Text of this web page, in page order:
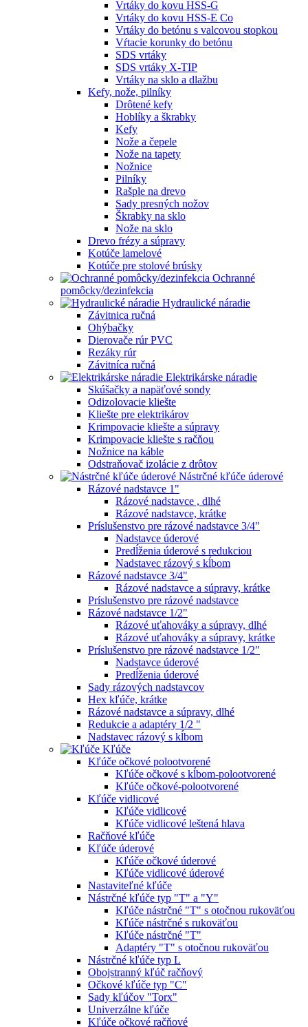
Vrtáky do kovu HSS-G
Vrtáky do kovu HSS-E Co
Vrtáky do betónu s valcovou stopkou
Vŕtacie korunky do betónu
SDS vrtáky
SDS vrtáky X-TIP
Vrtáky na sklo a dlažbu
Kefy, nože, pilníky
Drôtené kefy
Hoblíky a škrabky
Kefy
Nože a čepele
Nože na tapety
Nožnice
Pilníky
Rašple na drevo
Sady presných nožov
Škrabky na sklo
Nože na sklo
Drevo frézy a súpravy
Kotúče lamelové
Kotúče pre stolové brúsky
Ochranné
pomôcky/dezinfekcia
Hydraulické náradie
Závitnica ručná
Ohýbačky
Dierovače rúr PVC
Rezáky rúr
Závitníca ručná
Elektrikárske náradie
Skúšačky a napäťové sondy
Odizolovacie kliešte
Kliešte pre elektrikárov
Krimpovacie kliešte a súpravy
Krimpovacie kliešte s račňou
Nožnice na káble
Odstraňovač izolácie z drôtov
Nástrčné kľúče úderové
Rázové nadstavce 1"
Rázové nadstavce , dlhé
Rázové nadstavce, krátke
Príslušenstvo pre rázové nadstavce 3/4"
Nadstavce úderové
Predĺženia úderové s redukciou
Nadstavec rázový s kĺbom
Rázové nadstavce 3/4"
Rázové nadstavce a súpravy, krátke
Príslušenstvo pre rázové nadstavce
Rázové nadstavce 1/2"
Rázové uťahováky a súpravy, dlhé
Rázové uťahováky a súpravy, krátke
Príslušenstvo pre rázové nadstavce 1/2"
Nadstavce úderové
Predĺženia úderové
Sady rázových nadstavcov
Hex kľúče, krátke
Rázové nadstavce a súpravy, dlhé
Redukcie a adaptéry 1/2 "
Nadstavec rázový s kĺbom
Kľúče
Kľúče očkové polootvorené
Kľúče očkové s kĺbom-polootvorené
Kľúče očkové-polootvorené
Kľúče vidlicové
Kľúče vidlicové
Kľúče vidlicové leštená hlava
Račňové kľúče
Kľúče úderové
Kľúče očkové úderové
Kľúče vidlicové úderové
Nastaviteľné kľúče
Nástrčné kľúče typ "T" a "Y"
Kľúče nástrčné "T" s otočnou rukoväťou
Kľúče nástrčné s rukoväťou
Kľúče nástrčné "T"
Adaptéry "T" s otočnou rukoväťou
Nástrčné kľúče typ L
Obojstranný kľúč račňový
Očkové kľúče typ "C"
Sady kľúčov "Torx"
Univerzálne kľúče
Kľúče očkové račňové